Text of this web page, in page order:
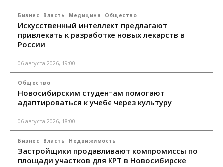
Бизнес Власть Медицина Общество
Искусственный интеллект предлагают
привлекать к разработке новых лекарств в
России
06 августа 2026, 19:00
Общество
Новосибирским студентам помогают
адаптироваться к учебе через культуру
06 августа 2026, 18:00
Бизнес Власть Недвижимость
Застройщики продавливают компромиссы по
площади участков для КРТ в Новосибирске